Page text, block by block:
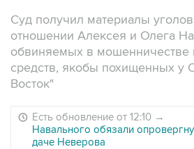
Суд получил материалы
отношении Алексея и Олега
обвиняемых в мошенничестве
средств, якобы похищенных
Восток"
Есть обновление от 12:10 →
Навального обязали
даче Неверова